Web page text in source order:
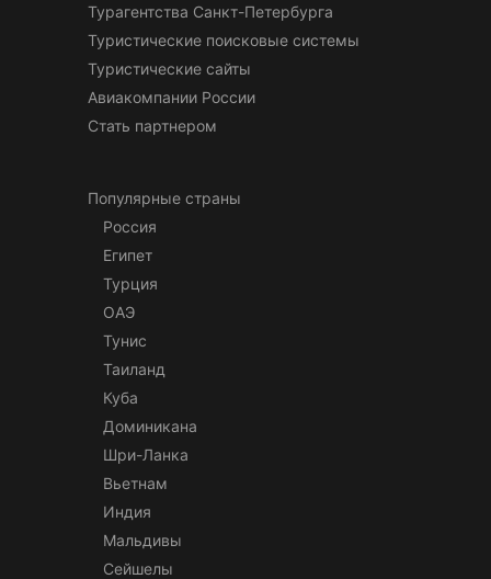
Турагентства Санкт-Петербурга
Туристические поисковые системы
Туристические сайты
Авиакомпании России
Стать партнером
Популярные страны
Россия
Египет
Турция
ОАЭ
Тунис
Таиланд
Куба
Доминикана
Шри-Ланка
Вьетнам
Индия
Мальдивы
Сейшелы